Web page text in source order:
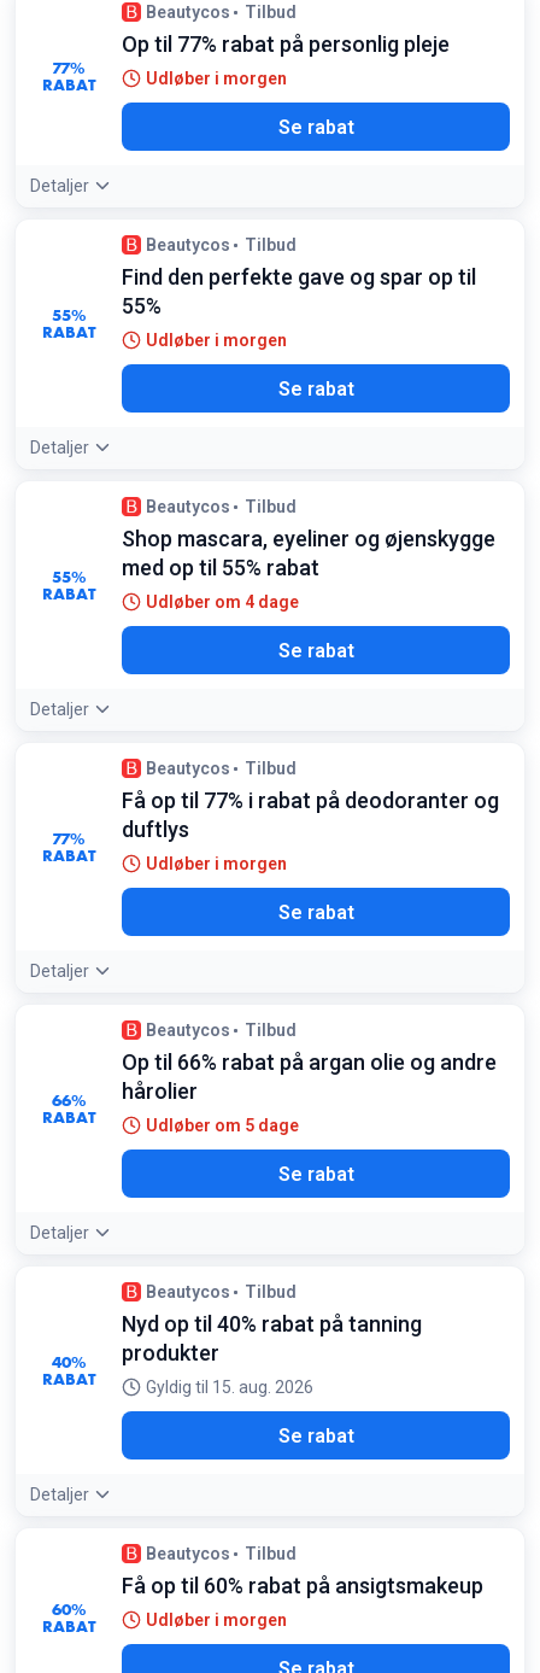
at spare 30% på populære mærker som Kevin Murphy og
Betingelser:
Gælder kun på udvalgte mærker og produkter markeret med
mængderabat
77%
RABAT
Beautycos Tilbud
Op til 77% rabat på personlig pleje
Udløber i morgen
Se rabat
Detaljer
55%
RABAT
Beautycos Tilbud
Find den perfekte gave og spar op til
55%
Udløber i morgen
Se rabat
Detaljer
55%
RABAT
Beautycos Tilbud
Shop mascara, eyeliner og øjenskygge
med op til 55% rabat
Udløber om 4 dage
Se rabat
Detaljer
77%
RABAT
Beautycos Tilbud
Få op til 77% i rabat på deodoranter og
duftlys
Udløber i morgen
Se rabat
Detaljer
66%
RABAT
Beautycos Tilbud
Op til 66% rabat på argan olie og andre
hårolier
Udløber om 5 dage
Se rabat
Detaljer
40%
RABAT
Beautycos Tilbud
Nyd op til 40% rabat på tanning
produkter
Gyldig til 15. aug. 2026
Se rabat
Detaljer
60%
RABAT
Beautycos Tilbud
Få op til 60% rabat på ansigtsmakeup
Udløber i morgen
Se rabat